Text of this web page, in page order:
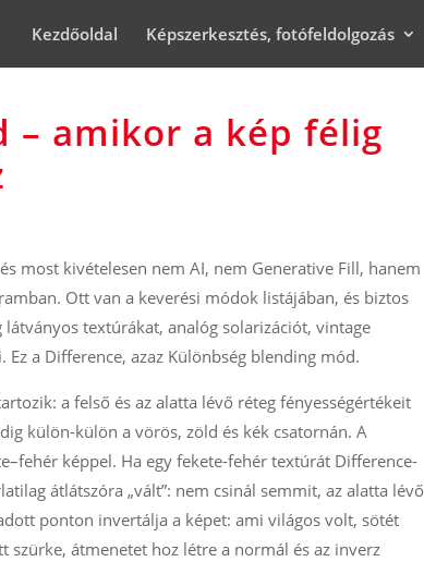
Kezdőoldal Képszerkesztés, fotófeldolgozás
– amikor a kép félig
most kivételesen nem AI, nem Generative Fill, hanem
Ott van a keverési módok listájában, és biztos
textúrákat, analóg solarizációt, vintage
a Difference, azaz Különbség blending mód.
a felső és az alatta lévő réteg fényességértékeit
külön-külön a vörös, zöld és kék csatornán. A
képpel. Ha egy fekete-fehér textúrát Difference-
átlátszóra „vált”: nem csinál semmit, az alatta lévő
ponton invertálja a képet: ami világos volt, sötét
átmenetet hoz létre a normál és az inverz